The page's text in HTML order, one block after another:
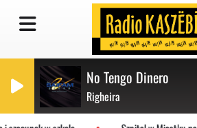
No Tengo Dinero
Righeira